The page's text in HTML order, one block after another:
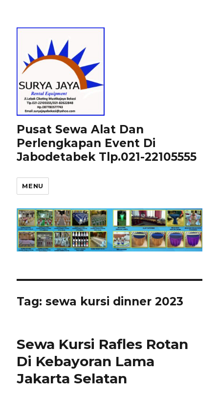
Pusat Sewa Alat Dan
Perlengkapan Event Di
Jabodetabek Tlp.021-22105555
MENU
Tag:sewa kursi dinner 2023
Sewa Kursi Rafles Rotan
Di Kebayoran Lama
Jakarta Selatan